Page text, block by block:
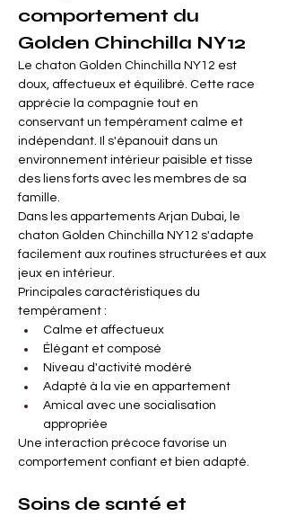
comportement du
Golden Chinchilla NY12
Le chaton Golden Chinchilla NY12 est
doux, affectueux et équilibré. Cette race
apprécie la compagnie tout en
conservant un tempérament calme et
indépendant. Il s'épanouit dans un
environnement intérieur paisible et tisse
des liens forts avec les membres de sa
famille.
Dans les appartements Arjan Dubai, le
chaton Golden Chinchilla NY12 s'adapte
facilement aux routines structurées et aux
jeux en intérieur.
Principales caractéristiques du
tempérament :
Calme et affectueux
Élégant et composé
Niveau d'activité modéré
Adapté à la vie en appartement
Amical avec une socialisation
appropriée
Une interaction précoce favorise un
comportement confiant et bien adapté.
Soins de santé et